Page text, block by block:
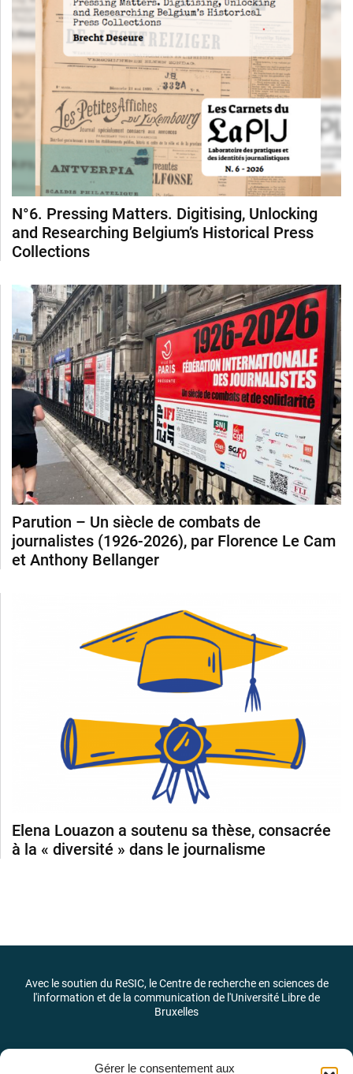
Gérer le consentement aux
N°6. Pressing Matters. Digitising, Unlocking
and Researching Belgium’s Historical Press
Collections
Parution – Un siècle de combats de
journalistes (1926-2026), par Florence Le Cam
et Anthony Bellanger
Elena Louazon a soutenu sa thèse, consacrée
à la « diversité » dans le journalisme
Avec le soutien du ReSIC, le Centre de recherche en sciences de
l'information et de la communication de l'Université Libre de
Bruxelles